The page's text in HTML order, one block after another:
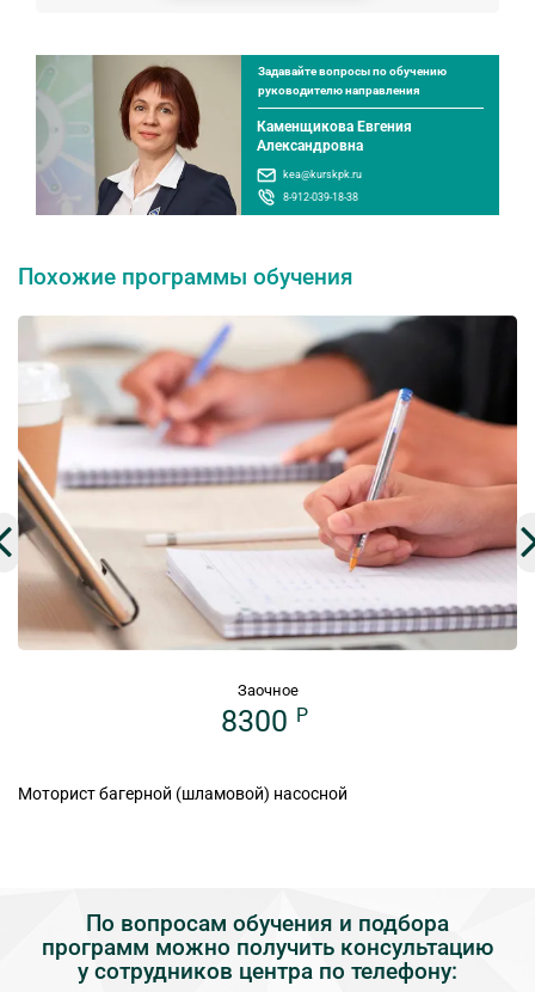
Задавайте вопросы по обучению
руководителю направления
Каменщикова Евгения
Александровна
kea@kurskpk.ru
8-912-039-18-38
Похожие программы обучения
Заочное
8300 P
Моторист багерной (шламовой) насосной
По вопросам обучения и подбора
программ можно получить консультацию
у сотрудников центра по телефону: